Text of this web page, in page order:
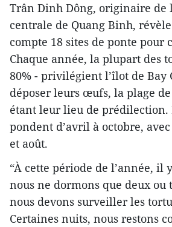
Trân Dinh Dông, originaire de
centrale de Quang Binh,
compte 18 sites de ponte pour
Chaque année, la plupart des
80% - privilégient l’îlot de Bay
déposer leurs œufs, la plage
étant leur lieu de prédilection.
pondent d’avril à octobre,
et août.
“À cette période de l’année, il
nous ne dormons que deux ou
nous devons surveiller les
Certaines nuits, nous restons